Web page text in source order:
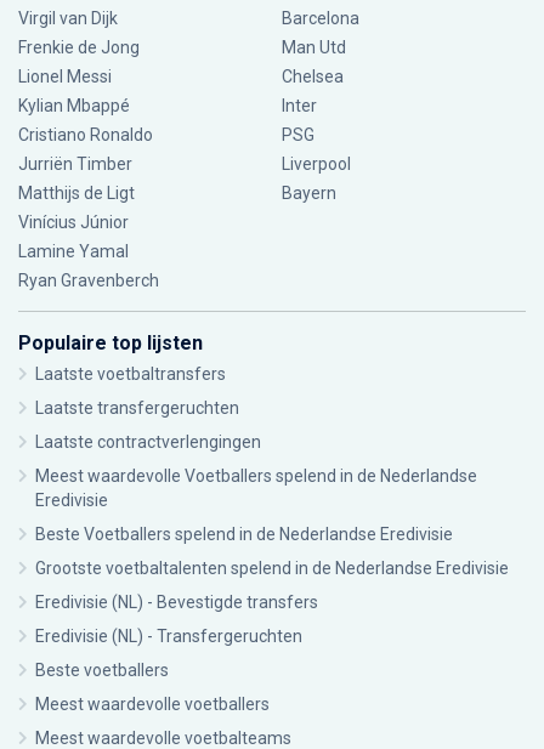
Virgil van Dijk
Frenkie de Jong
Lionel Messi
Kylian Mbappé
Cristiano Ronaldo
Jurriën Timber
Matthijs de Ligt
Vinícius Júnior
Lamine Yamal
Ryan Gravenberch
Barcelona
Man Utd
Chelsea
Inter
PSG
Liverpool
Bayern
Populaire top lijsten
Laatste voetbaltransfers
Laatste transfergeruchten
Laatste contractverlengingen
Meest waardevolle Voetballers spelend in de Nederlandse
Eredivisie
Beste Voetballers spelend in de Nederlandse Eredivisie
Grootste voetbaltalenten spelend in de Nederlandse Eredivisie
Eredivisie (NL) - Bevestigde transfers
Eredivisie (NL) - Transfergeruchten
Beste voetballers
Meest waardevolle voetballers
Meest waardevolle voetbalteams